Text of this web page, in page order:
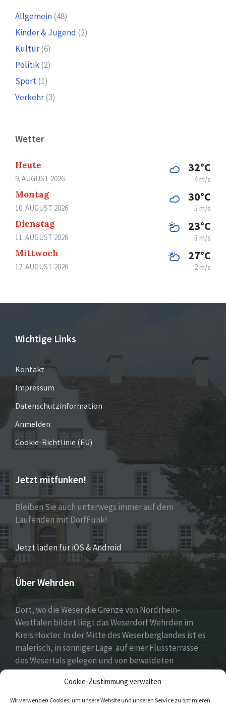
Cookie-Zustimmung verwalten
Wir verwenden Cookies, um unsere Website und unseren Service zu optimieren.
Allgemein(48)
Kinder & Jugend (2)
Kultur(6)
Politik(2)
Sport(1)
Verkehr(3)
Wetter
Heute
9. AUGUST 2026
32°C
4 m/s
Montag
10. AUGUST 2026
30°C
5 m/s
Dienstag
11. AUGUST 2026
23°C
3 m/s
Mittwoch
12. AUGUST 2026
27°C
2 m/s
Wichtige Links
Kontakt
Impressum
Datenschutzinformation
Anmelden
Cookie-Richtlinie (EU)
Jetzt mitfunken!
Bleiben Sie auch unterwegs immer auf dem
Laufenden mit DorfFunk!
Jetzt laden für iOS & Android
Über Wehrden
Dort, wo die Weser die Grenze von Nordrhein-
Westfalen bildet liegt das Weserdorf Wehrden im
Kreis Höxter. In der Mitte des Weserberglandes ist es
malerisch, in sonniger Lage auf einer Flussterrasse
des Wesertals gelegen und von bewaldeten
Höhenzügen des Sollings und des Wildbergs